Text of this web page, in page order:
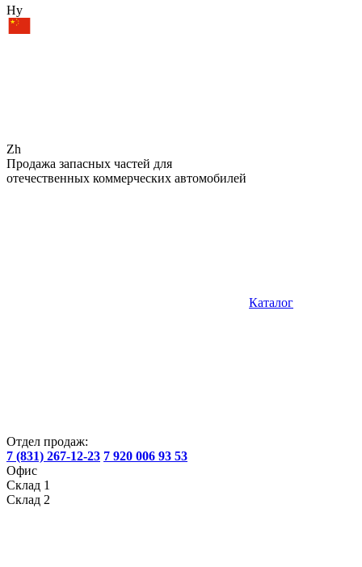
Hy
Zh
Продажа запасных частей для
отечественных коммерческих автомобилей
Каталог
Отдел продаж:
7 (831) 267-12-23 7 920 006 93 53
Офис
Склад 1
Склад 2